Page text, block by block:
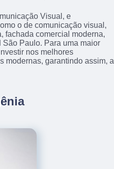
Visual, e
o de comunicação visual,
fachada comercial moderna,
Paulo. Para uma maior
nos melhores
modernas, garantindo assim, a